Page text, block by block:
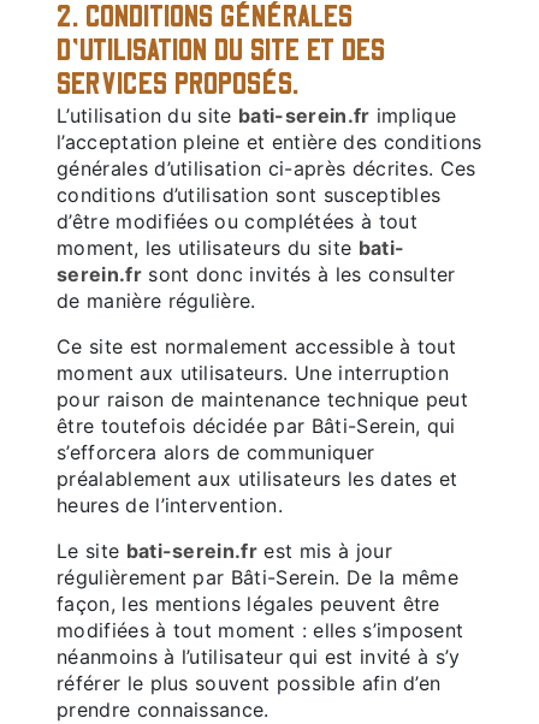
2. CONDITIONS GÉNÉRALES
D’UTILISATION DU SITE ET DES
SERVICES PROPOSÉS.
L’utilisation du site bati-serein.fr implique
l’acceptation pleine et entière des conditions
générales d’utilisation ci-après décrites. Ces
conditions d’utilisation sont susceptibles
d’être modifiées ou complétées à tout
moment, les utilisateurs du site bati-
serein.frsont donc invités à les consulter
de manière régulière.
Ce site est normalement accessible à tout
moment aux utilisateurs. Une interruption
pour raison de maintenance technique peut
être toutefois décidée par Bâti-Serein, qui
s’efforcera alors de communiquer
préalablement aux utilisateurs les dates et
heures de l’intervention.
Le site bati-serein.fr est mis à jour
régulièrement par Bâti-Serein. De la même
façon, les mentions légales peuvent être
modifiées à tout moment : elles s’imposent
néanmoins à l’utilisateur qui est invité à s’y
référer le plus souvent possible afin d’en
prendre connaissance.